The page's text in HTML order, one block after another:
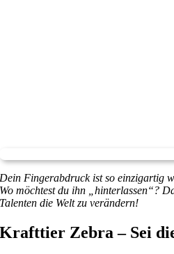
Dein Fingerabdruck ist so einzigartig
Wo möchtest du ihn „hinterlassen“?
Talenten die Welt zu verändern!
Krafttier Zebra – Sei